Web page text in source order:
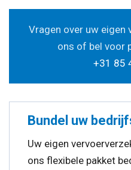
Vragen over uw eigen
ons of bel voor
+31 85
Bundel uw
Uw eigen
ons flexibele pakket